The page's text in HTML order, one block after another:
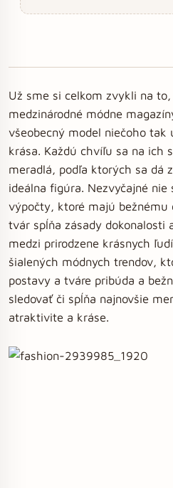
Už sme si celkom zvykli na
medzinárodné módne
všeobecný model niečoho tak
krása. Každú chvíľu sa na ich
meradlá, podľa ktorých sa dá
ideálna figúra. Nezvyčajné
výpočty, ktoré majú bežnému
tvár spĺňa zásady dokonalosti
medzi prirodzene krásnych
šialených módnych trendov,
postavy a tváre pribúda a
sledovať či spĺňa najnovšie
atraktivite a kráse.